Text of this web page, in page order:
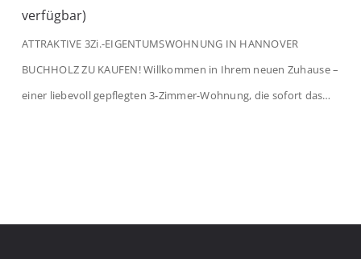
verfügbar)
ATTRAKTIVE 3Zi.-EIGENTUMSWOHNUNG IN HANNOVER
BUCHHOLZ ZU KAUFEN! Willkommen in Ihrem neuen Zuhause –
einer liebevoll gepflegten 3-Zimmer-Wohnung, die sofort das